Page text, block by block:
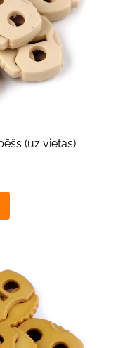
(uz vietas)